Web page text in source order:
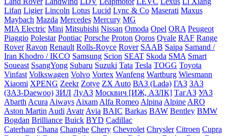
Lifan Ligier Lincoln Lotus Lucid Lync & Co Maserati Maxus
Maybach Mazda Mercedes Mercury MG
MIA Electric Mini Mitsubishi Nissan Omoda Opel ORA Peugeot
Piaggio Polestar Pontiac Porsche Proton Qoros Qvale RAF Range
Rover Ravon Renault Rolls-Royce Rover SAAB Saipa Samand /
Iran Khodro / IKCO Samsung Scion SEAT Skoda SMA Smart
Soueast SsangYong Subaru Suzuki Tata Tesla TOGG Toyota
Vinfast Volkswagen Volvo Vortex Wanfeng Wartburg Wiesmann
Xiaomi XPENG Zeekr Zotye ZX Auto ВАЗ (Lada) ГАЗ ЗАЗ
(ЗАЗ-Daewoo) ЗИЛ ЛуАЗ Москвич [ИЖ, АЗЛК] ТагАЗ УАЗ
Abarth Acura Aiways Aixam Alfa Romeo Alpina Alpine ARO
Aston Martin Audi Avatr Avia BAIC Barkas BAW Bentley BMW
Bogdan Brilliance Buick BYD Cadillac
Caterham Chana Changhe Chery Chevrolet Chrysler Citroen Cupra